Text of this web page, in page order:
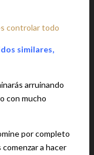
controlar todo
similares,
arruinando
con mucho
por completo
a hacer